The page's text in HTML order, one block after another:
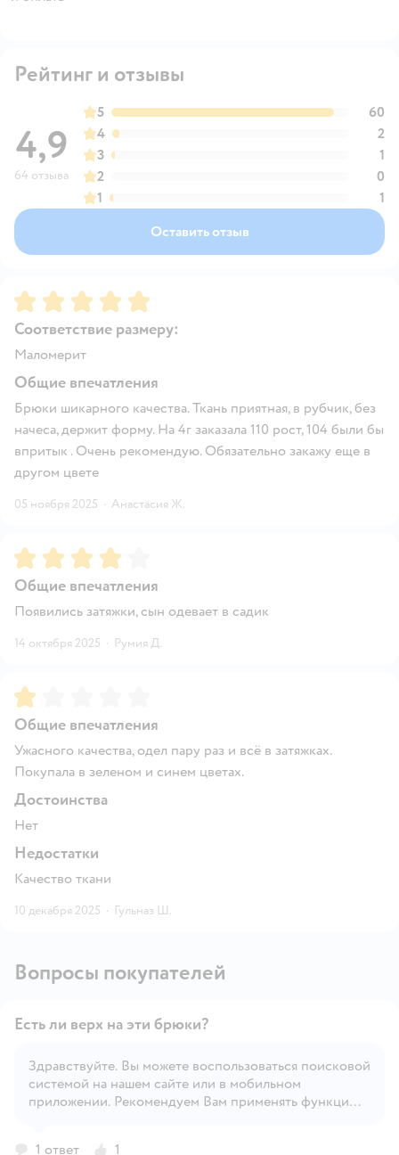
Рейтинг и отзывы
4,9
64 отзыва
5
60
4
2
3
1
2
0
1
1
Оставить отзыв
Рейтинг:5
Соответствие размеру:
Маломерит
Общие впечатления
Брюки шикарного качества. Ткань приятная, в рубчик, без
начеса, держит форму. На 4г заказала 110 рост, 104 были бы
впритык . Очень рекомендую. Обязательно закажу еще в
другом цвете
05 ноября 2025 · Анастасия Ж.
Рейтинг:4
Общие впечатления
Появились затяжки, сын одевает в садик
14 октября 2025 · Румия Д.
Рейтинг:
Общие впечатления
Ужасного качества, одел пару раз и всё в затяжках.
Покупала в зеленом и синем цветах.
Достоинства
Нет
Недостатки
Качество ткани
10 декабря 2025 · Гульназ Ш.
Вопросы покупателей
Открыть вопрос
Есть ли верх на эти брюки?
Здравствуйте. Вы можете воспользоваться поисковой
системой на нашем сайте или в мобильном
приложении. Рекомендуем Вам применять функцию
1 ответ
1